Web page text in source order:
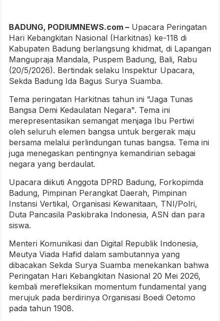
BADUNG, PODIUMNEWS.com – Upacara Peringatan
Hari Kebangkitan Nasional (Harkitnas) ke-118 di
Kabupaten Badung berlangsung khidmat, di Lapangan
Mangupraja Mandala, Puspem Badung, Bali, Rabu
(20/5/2026). Bertindak selaku Inspektur Upacara,
Sekda Badung Ida Bagus Surya Suamba.
Tema peringatan Harkitnas tahun ini "Jaga Tunas
Bangsa Demi Kedaulatan Negara". Tema ini
merepresentasikan semangat menjaga Ibu Pertiwi
oleh seluruh elemen bangsa untuk bergerak maju
bersama melalui perlindungan tunas bangsa. Tema ini
juga menegaskan pentingnya kemandirian sebagai
negara yang berdaulat.
Upacara diikuti Anggota DPRD Badung, Forkopimda
Badung, Pimpinan Perangkat Daerah, Pimpinan
Instansi Vertikal, Organisasi Kewanitaan, TNI/Polri,
Duta Pancasila Paskibraka Indonesia, ASN dan para
siswa.
Menteri Komunikasi dan Digital Republik Indonesia,
Meutya Viada Hafid dalam sambutannya yang
dibacakan Sekda Surya Suamba menekankan bahwa
Peringatan Hari Kebangkitan Nasional 20 Mei 2026,
kembali merefleksikan momentum fundamental yang
merujuk pada berdirinya Organisasi Boedi Oetomo
pada tahun 1908.